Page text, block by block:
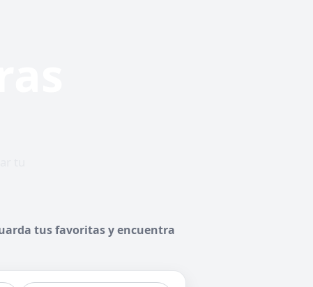
tus favoritas y encuentra